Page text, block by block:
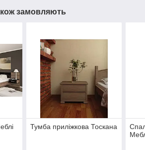
замовляють
Тумба приліжкова Тоскана